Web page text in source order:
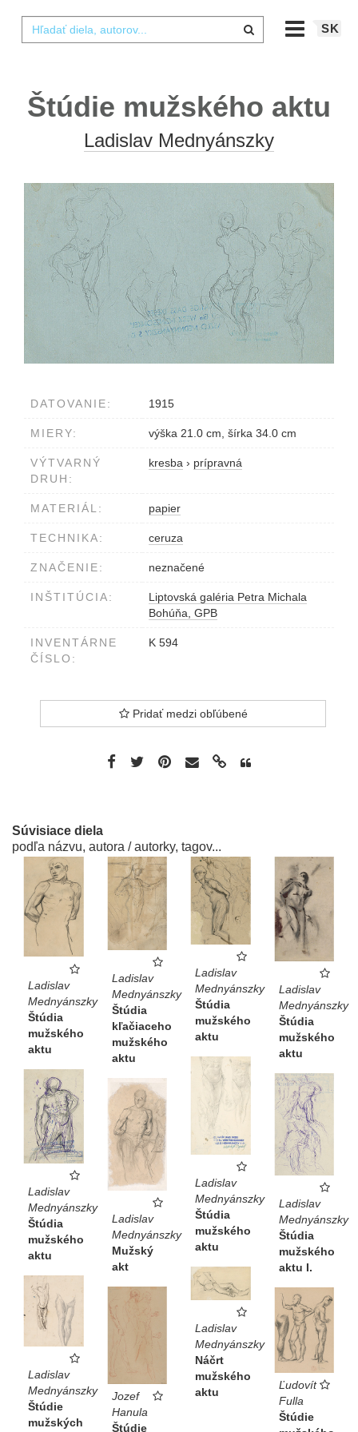
SK
Štúdie mužského aktu
Ladislav Mednyánszky
DATOVANIE: 1915
MIERY: výška 21.0 cm, šírka 34.0 cm
VÝTVARNÝ
DRUH:
kresba › prípravná
MATERIÁL: papier
TECHNIKA: ceruza
ZNAČENIE: neznačené
INŠTITÚCIA:
Liptovská galéria Petra Michala
Bohúňa, GPB
INVENTÁRNE
ČÍSLO:
K 594
Pridať medzi obľúbené
Súvisiace diela
podľa názvu, autora / autorky, tagov...
Ladislav
Mednyánszky
Štúdia
mužského
aktu
Ladislav
Mednyánszky
Štúdia
kľačiaceho
mužského
aktu
Ladislav
Mednyánszky
Štúdia
mužského
aktu
Ladislav
Mednyánszky
Štúdia
mužského
aktu
Ladislav
Mednyánszky
Štúdia
mužského
aktu
Ladislav
Mednyánszky
Štúdia
mužského
aktu
Ladislav
Mednyánszky
Štúdia
mužského
aktu I.
Ladislav
Mednyánszky
Mužský
akt
Ladislav
Mednyánszky
Náčrt
mužského
aktu
Ladislav
Mednyánszky
Štúdie
mužských
Jozef
Hanula
Štúdie
Ľudovít
Fulla
Štúdie